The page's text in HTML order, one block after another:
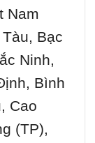
Nam
Bạc
Ninh,
Bình
Cao
(TP),